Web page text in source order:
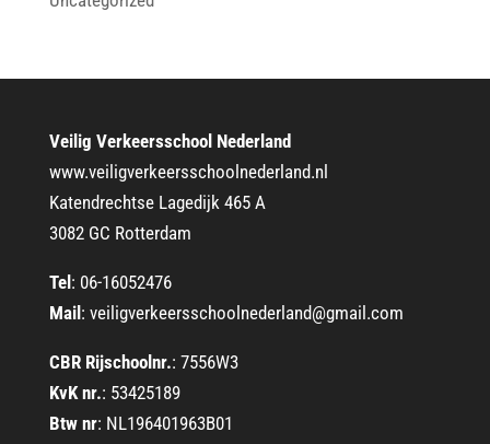
Veilig Verkeersschool Nederland
www.veiligverkeersschoolnederland.nl
Katendrechtse Lagedijk 465 A
3082 GC Rotterdam
Tel : 06-16052476
Mail : veiligverkeersschoolnederland@gmail.com
CBR Rijschoolnr.: 7556W3
KvK nr.: 53425189
Btw nr: NL196401963B01